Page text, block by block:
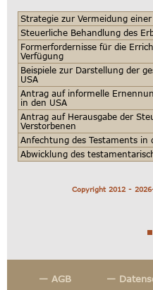
Strategie zur Vermeidung
Steuerliche Behandlung des
Formerfordernisse für die
Verfügung
Beispiele zur Darstellung der
USA
Antrag auf informelle
in den USA
Antrag auf Herausgabe der
Verstorbenen
Anfechtung des Testaments in
Abwicklung des
Copyright 2012 -
— AGB —